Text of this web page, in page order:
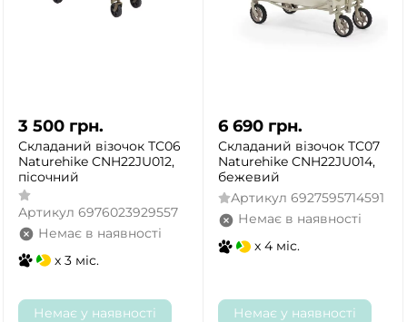
3 500 грн.
Складаний візочок ТС06
Naturehike CNH22JU012,
пісочний
Артикул 6976023929557
Немає в наявності
x 3 міс.
Немає у наявності
6 690 грн.
Складаний візочок ТС07
Naturehike CNH22JU014,
бежевий
Артикул 6927595714591
Немає в наявності
x 4 міс.
Немає у наявності